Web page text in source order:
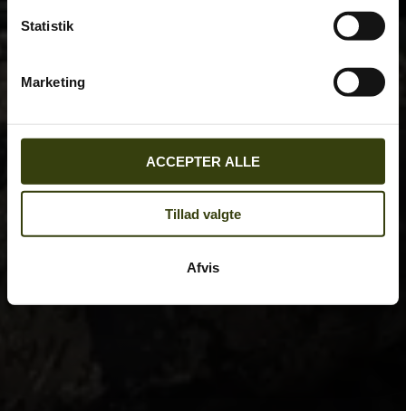
Statistik
Marketing
ACCEPTER ALLE
Tillad valgte
Afvis